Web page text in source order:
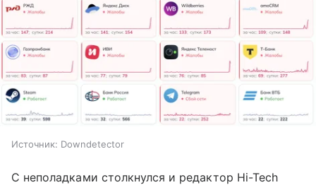
Источник: Downdetector
С неполадками столкнулся и редактор Hi-Tech